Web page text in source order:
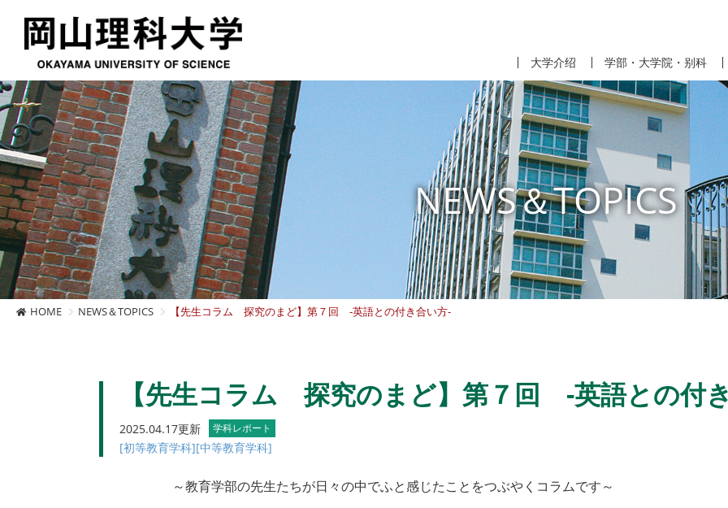
大学介绍 学部・大学院・别科
NEWS＆TOPICS
HOME NEWS＆TOPICS 【先生コラム 探究のまど】第７回 -英語との付き合い方-
【先生コラム 探究のまど】第７回 -英語との付
2025.04.17更新 学科レポート
[初等教育学科][中等教育学科]
～教育学部の先生たちが日々の中でふと感じたことをつぶやくコラムです～